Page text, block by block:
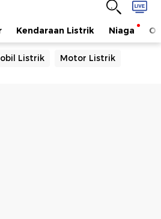
Kendaraan Listrik Niaga
Listrik Motor Listrik